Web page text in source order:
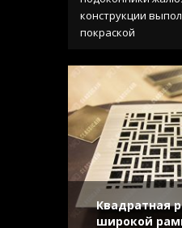
затёртостью
Узор- Щелевой
конструкции
покраской
Квадратная
широкой